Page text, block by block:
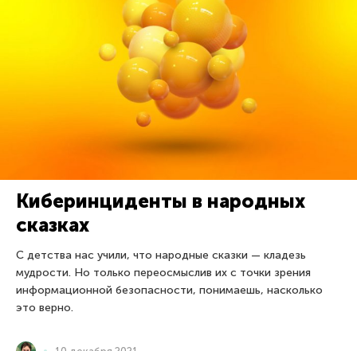
Киберинциденты в народных
сказках
С детства нас учили, что народные сказки — кладезь
мудрости. Но только переосмыслив их с точки зрения
информационной безопасности, понимаешь, насколько
это верно.